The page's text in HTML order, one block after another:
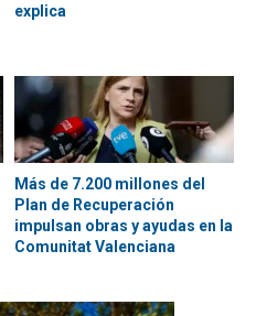
explica
Más de 7.200 millones del
Plan de Recuperación
impulsan obras y ayudas en la
Comunitat Valenciana